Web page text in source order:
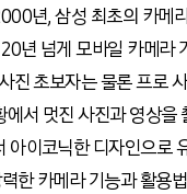
년,삼성 최초의 카메
20년 넘게 모바일 카메라
진 초보자는 물론 프로
서 멋진 사진과 영상을
아이코닉한 디자인으로
한 카메라 기능과 활용